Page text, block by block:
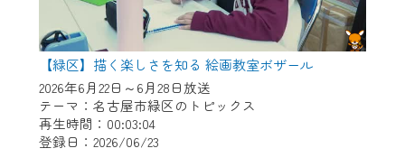
【緑区】描く楽しさを知る 絵画教室ボザール
2026年6月22日～6月28日放送
テーマ：名古屋市緑区のトピックス
再生時間：00:03:04
登録日：2026/06/23
何卒、ご理解ご了承の程よろしくお願い
いたします。
※マイページへのログインには、MyIDが必
要となります。
※MyIDとは、CCNet Web TVを含むCCNetの
各種サービスをご利用頂くためのIDです。